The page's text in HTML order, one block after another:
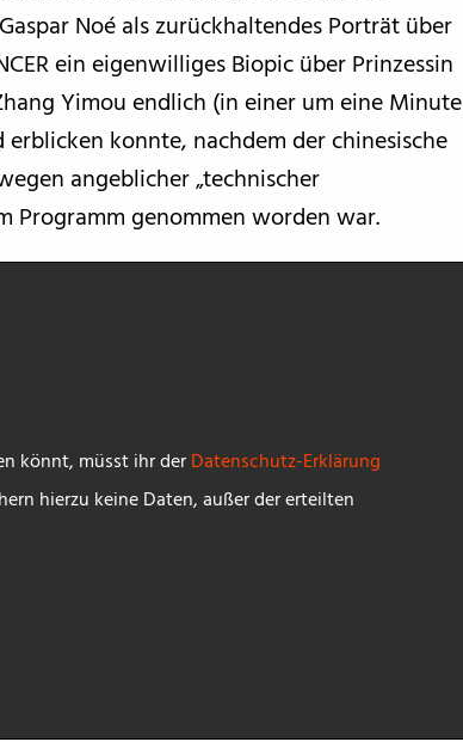
Noé als zurückhaltendes Porträt über
ein eigenwilliges Biopic über Prinzessin
Yimou endlich (in einer um eine Minute
konnte, nachdem der chinesische
angeblicher „technischer
Programm genommen worden war.
könnt, müsst ihr derDatenschutz-Erklärung
hierzu keine Daten, außer der erteilten